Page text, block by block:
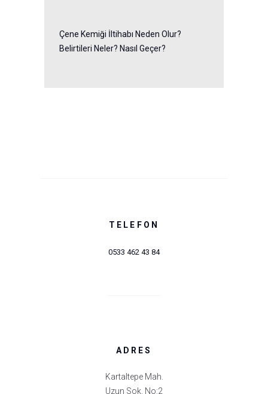
Çene Kemiği İltihabı Neden Olur?
Belirtileri Neler? Nasıl Geçer?
TELEFON
0533 462 43 84
ADRES
Kartaltepe Mah.
Uzun Sok. No:2